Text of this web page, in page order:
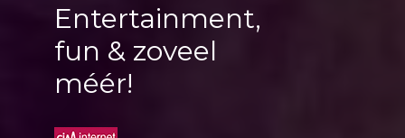
Entertainment,
fun & zoveel
méér!